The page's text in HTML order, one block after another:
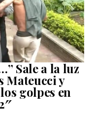
Sale a la luz
Mateucci y
golpes en